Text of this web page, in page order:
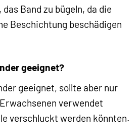
Band zu bügeln, da die
Beschichtung beschädigen
geeignet?
geeignet, sollte aber nur
verwendet
verschluckt werden könnten.